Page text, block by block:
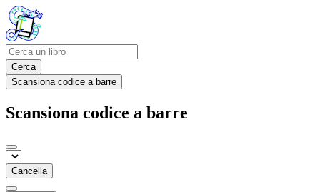
Cerca
Scansiona codice a barre
Scansiona codice a barre
Cancella